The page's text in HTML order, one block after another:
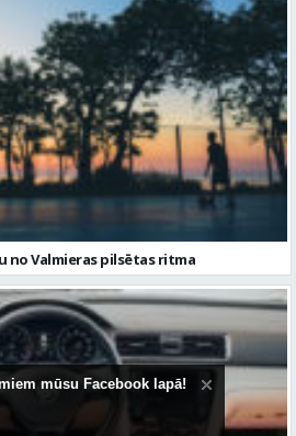
no Valmieras pilsētas ritma
mūsu Facebook lapā!